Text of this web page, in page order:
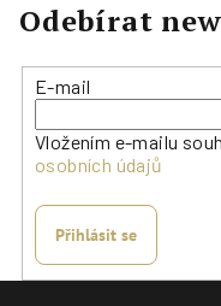
Odebírat
E-mail
Vložením e-mailu
osobních údajů
Přihlásit se